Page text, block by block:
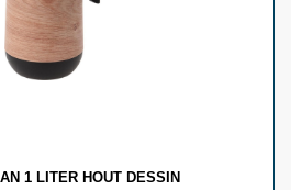
1 LITER HOUT DESSIN